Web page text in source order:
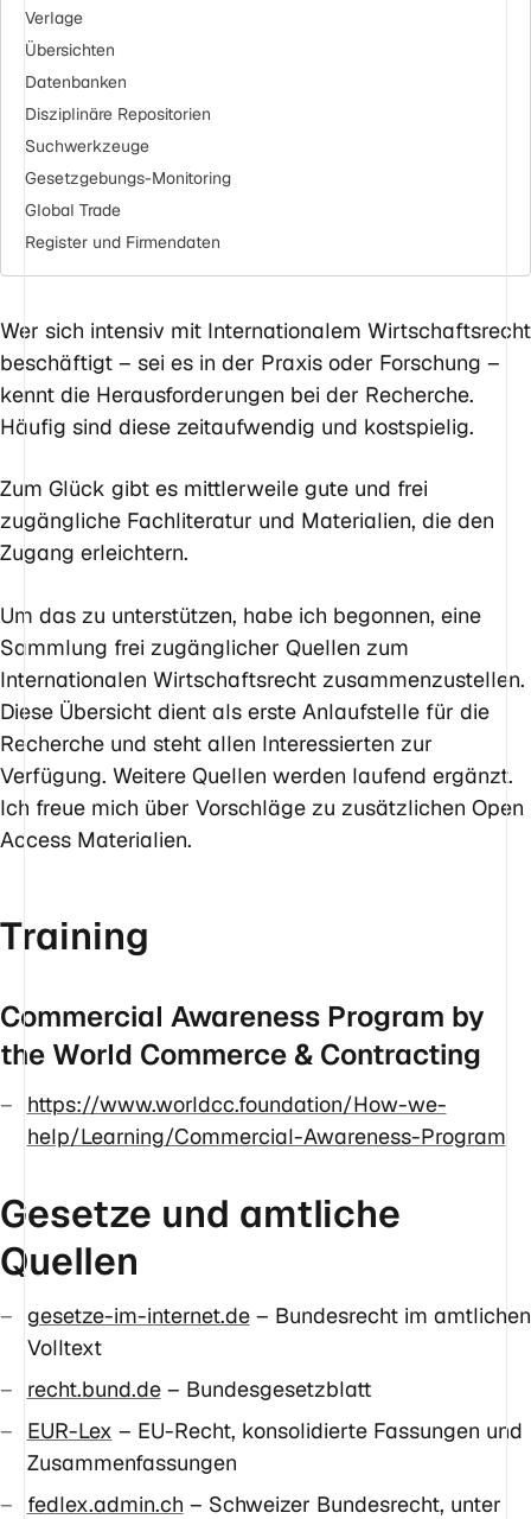
Verlage
Übersichten
Datenbanken
Diszipli­näre Reposi­torien
Suchwerkzeuge
Gesetzgebungs-Monitoring
Global Trade
Register und Firmendaten
Wer sich intensiv mit Internationalem Wirtschaftsrecht
beschäftigt – sei es in der Praxis oder Forschung –
kennt die Herausforderungen bei der Recherche.
Häufig sind diese zeitaufwendig und kostspielig.
Zum Glück gibt es mittlerweile gute und frei
zugängliche Fachliteratur und Materialien, die den
Zugang erleichtern.
Um das zu unterstützen, habe ich begonnen, eine
Sammlung frei zugänglicher Quellen zum
Internationalen Wirtschaftsrecht zusammenzustellen.
Diese Übersicht dient als erste Anlaufstelle für die
Recherche und steht allen Interessierten zur
Verfügung. Weitere Quellen werden laufend ergänzt.
Ich freue mich über Vorschläge zu zusätzlichen Open
Access Materialien.
Training
Commercial Awareness Program by
the World Commerce & Contracting
https://www.worldcc.foundation/How-we-
help/Learning/Commercial-Awareness-Program
Gesetze und amtliche
Quellen
gesetze-im-internet.de– Bundesrecht im amtlichen
Volltext
recht.bund.de– Bundesgesetzblatt
EUR-Lex – EU-Recht, konsolidierte Fassungen und
Zusammenfassungen
fedlex.admin.ch – Schweizer Bundesrecht, unter